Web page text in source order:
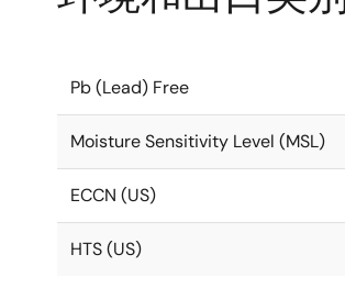
Pb (Lead) Free
Moisture Sensitivity Level (MSL)
ECCN (US)
HTS (US)